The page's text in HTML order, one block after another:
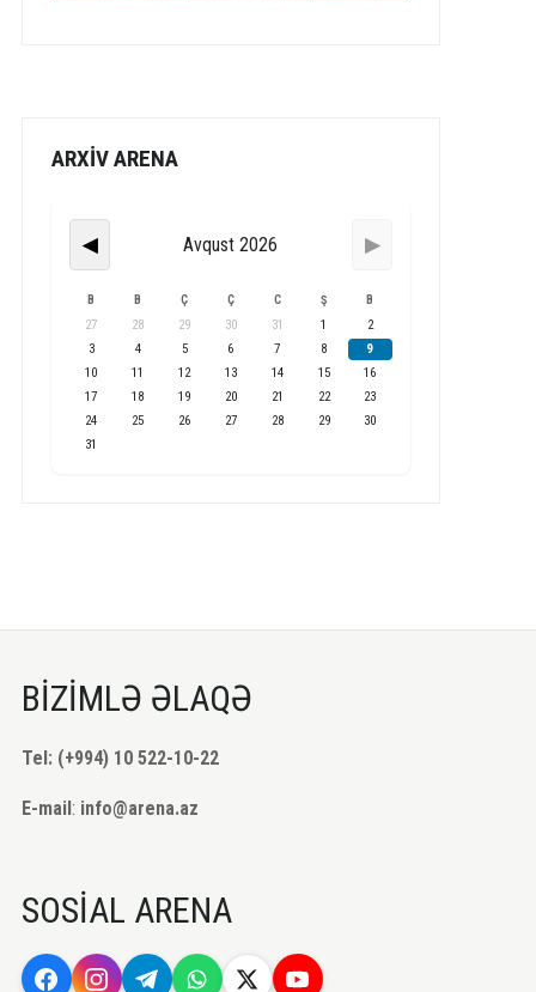
ARXİV ARENA
◀ Avqust 2026 ▶
B B Ç Ç C Ş B
27 28 29 30 31 1
2
3
4 5 6 7 8
9
10
11 12 13 14 15
16
17
18 19 20 21 22
23
24
25 26 27 28 29
30
31
BİZİMLƏ ƏLAQƏ
Tel: (+994) 10 522-10-22
E-mail: info@arena.az
SOSİAL ARENA